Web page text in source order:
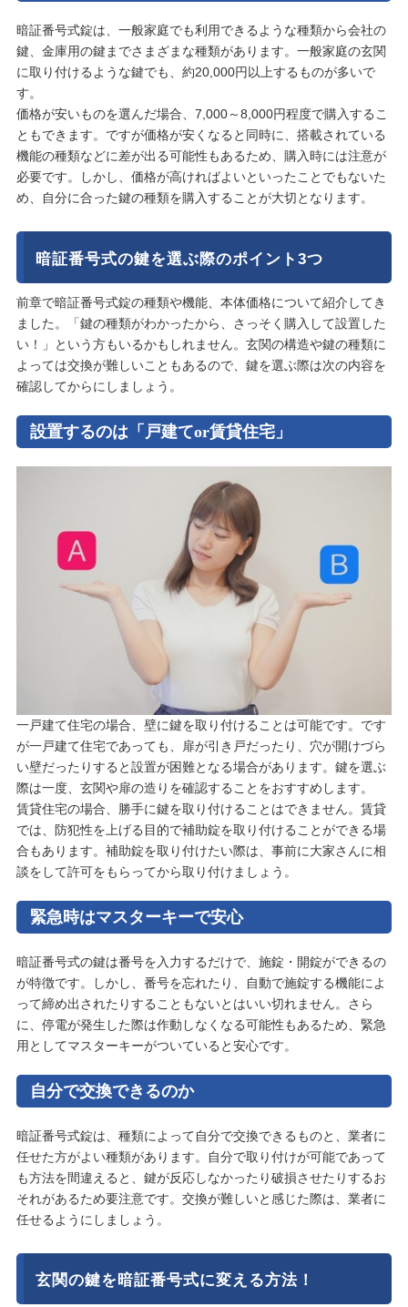
暗証番号式錠は、一般家庭でも利用できるような種類から会社の
鍵、金庫用の鍵までさまざまな種類があります。一般家庭の玄関
に取り付けるような鍵でも、約20,000円以上するものが多いで
す。
価格が安いものを選んだ場合、7,000～8,000円程度で購入するこ
ともできます。ですが価格が安くなると同時に、搭載されている
機能の種類などに差が出る可能性もあるため、購入時には注意が
必要です。しかし、価格が高ければよいといったことでもないた
め、自分に合った鍵の種類を購入することが大切となります。
暗証番号式の鍵を選ぶ際のポイント3つ
前章で暗証番号式錠の種類や機能、本体価格について紹介してき
ました。「鍵の種類がわかったから、さっそく購入して設置した
い！」という方もいるかもしれません。玄関の構造や鍵の種類に
よっては交換が難しいこともあるので、鍵を選ぶ際は次の内容を
確認してからにしましょう。
設置するのは「戸建てor賃貸住宅」
一戸建て住宅の場合、壁に鍵を取り付けることは可能です。です
が一戸建て住宅であっても、扉が引き戸だったり、穴が開けづら
い壁だったりすると設置が困難となる場合があります。鍵を選ぶ
際は一度、玄関や扉の造りを確認することをおすすめします。
賃貸住宅の場合、勝手に鍵を取り付けることはできません。賃貸
では、防犯性を上げる目的で補助錠を取り付けることができる場
合もあります。補助錠を取り付けたい際は、事前に大家さんに相
談をして許可をもらってから取り付けましょう。
緊急時はマスターキーで安心
暗証番号式の鍵は番号を入力するだけで、施錠・開錠ができるの
が特徴です。しかし、番号を忘れたり、自動で施錠する機能によ
って締め出されたりすることもないとはいい切れません。さら
に、停電が発生した際は作動しなくなる可能性もあるため、緊急
用としてマスターキーがついていると安心です。
自分で交換できるのか
暗証番号式錠は、種類によって自分で交換できるものと、業者に
任せた方がよい種類があります。自分で取り付けが可能であって
も方法を間違えると、鍵が反応しなかったり破損させたりするお
それがあるため要注意です。交換が難しいと感じた際は、業者に
任せるようにしましょう。
玄関の鍵を暗証番号式に変える方法！